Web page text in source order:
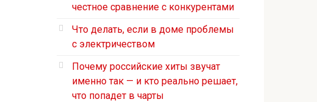
честное сравнение с конкурентами
Что делать, если в доме проблемы
с электричеством
Почему российские хиты звучат
именно так — и кто реально решает,
что попадет в чарты